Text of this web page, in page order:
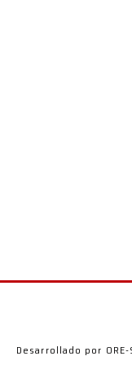
Desarrollado por ORE-